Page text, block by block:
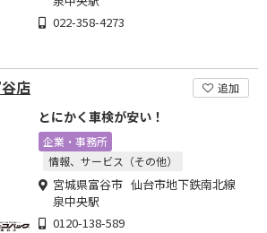
022-358-4273
店 追加
とにかく車検が安い！
企業・事務所
情報、サービス（その他）
宮城県富谷市 仙台市地下鉄南北線
泉中央駅
0120-138-589